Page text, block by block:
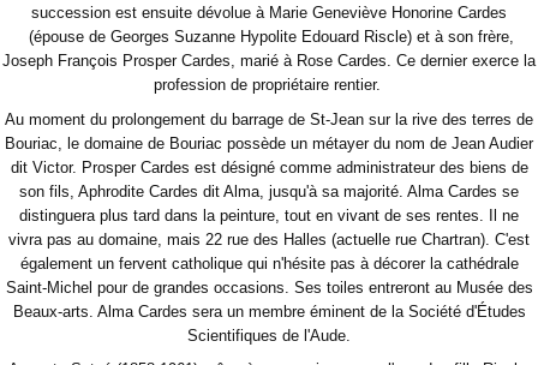
succession est ensuite dévolue à Marie Geneviève Honorine Cardes
(épouse de Georges Suzanne Hypolite Edouard Riscle) et à son frère,
Joseph François Prosper Cardes, marié à Rose Cardes. Ce dernier exerce la
profession de propriétaire rentier.
Au moment du prolongement du barrage de St-Jean sur la rive des terres de
Bouriac, le domaine de Bouriac possède un métayer du nom de Jean Audier
dit Victor. Prosper Cardes est désigné comme administrateur des biens de
son fils, Aphrodite Cardes dit Alma, jusqu'à sa majorité. Alma Cardes se
distinguera plus tard dans la peinture, tout en vivant de ses rentes. Il ne
vivra pas au domaine, mais 22 rue des Halles (actuelle rue Chartran). C'est
également un fervent catholique qui n'hésite pas à décorer la cathédrale
Saint-Michel pour de grandes occasions. Ses toiles entreront au Musée des
Beaux-arts. Alma Cardes sera un membre éminent de la Société d'Études
Scientifiques de l'Aude.